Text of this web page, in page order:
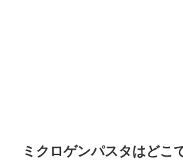
ミクロゲンパスタはどこ